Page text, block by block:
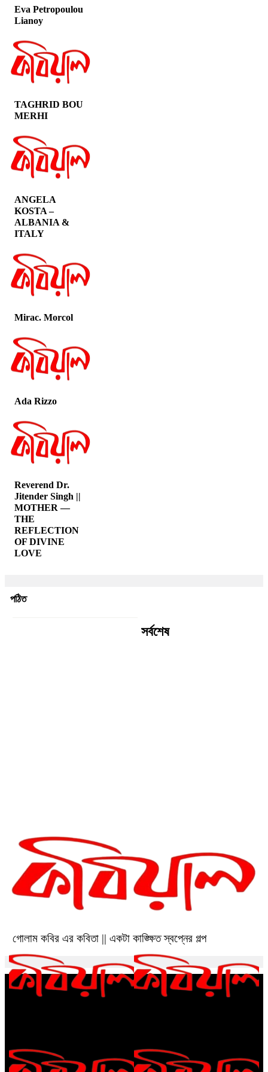
Eva Petropoulou
Lianoy
TAGHRID BOU
MERHI
ANGELA
KOSTA –
ALBANIA &
ITALY
Mirac. Morcol
Ada Rizzo
Reverend Dr.
Jitender Singh ||
MOTHER —
THE
REFLECTION
OF DIVINE
LOVE
পঠিত
সর্বশেষ
গোলাম কবির এর কবিতা || একটা কাঙ্ক্ষিত স্বপ্নের গল্প